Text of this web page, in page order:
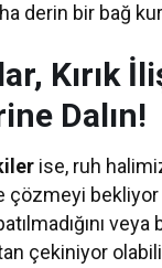
derin bir bağ
Kırık
Dalın!
ise, ruh
çözmeyi
çekiniyor